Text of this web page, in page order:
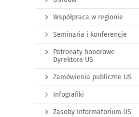
Współpraca w regionie
Seminaria i konferencje
Patronaty honorowe
Dyrektora US
Zamówienia publiczne US
Infografiki
Zasoby Informatorium US